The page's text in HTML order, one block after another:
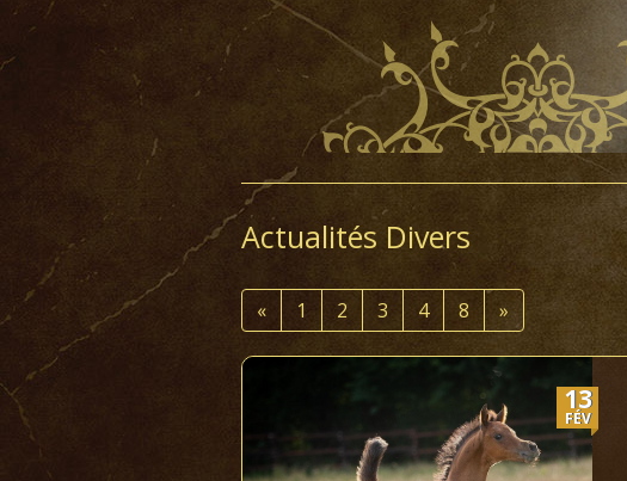
Actualités Divers
« 1 2 3 4 8 »
13
FÉV